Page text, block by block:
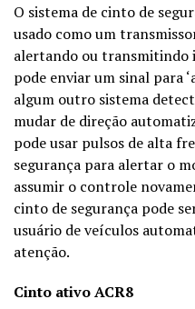
O sistema de cinto de
usado como um
alertando ou transmitindo
pode enviar um sinal para
algum outro sistema
mudar de direção
pode usar pulsos de alta
segurança para alertar o
assumir o controle
cinto de segurança pode
usuário de veículos
atenção.
Cinto ativo ACR8